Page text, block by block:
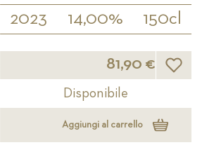
2023 14,00% 150cl
81,90 € Lista
Disponibile
Aggiungi al carrello